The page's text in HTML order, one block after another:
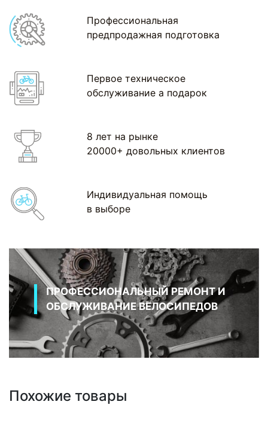
Профессиональная
предпродажная подготовка
Первое техническое
обслуживание а подарок
8 лет на рынке
20000+ довольных клиентов
Индивидуальная помощь
в выборе
ПРОФЕССИОНАЛЬНЫЙ РЕМОНТ И
ОБСЛУЖИВАНИЕ ВЕЛОСИПЕДОВ
Похожие товары